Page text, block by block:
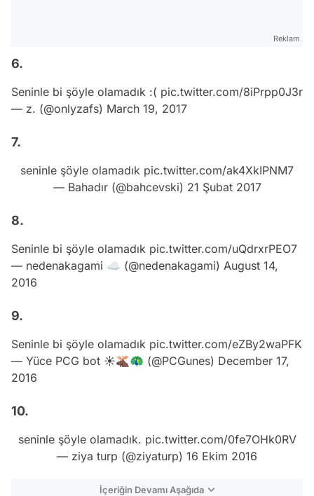
Reklam
6.
Seninle bi şöyle olamadık :( pic.twitter.com/8iPrpp0J3r
— z. (@onlyzafs) March 19, 2017
7.
seninle şöyle olamadık pic.twitter.com/ak4XkIPNM7
— Bahadır (@bahcevski) 21 Şubat 2017
8.
Seninle bi şöyle olamadık pic.twitter.com/uQdrxrPEO7
— nedenakagami ☁ (@nedenakagami) August 14,
2016
9.
Seninle bi şöyle olamadık pic.twitter.com/eZBy2waPFK
— Yüce PCG bot ☀️🫎🦚 (@PCGunes) December 17,
2016
10.
seninle şöyle olamadık. pic.twitter.com/0fe7OHk0RV
— ziya turp (@ziyaturp) 16 Ekim 2016
İçeriğin Devamı Aşağıda